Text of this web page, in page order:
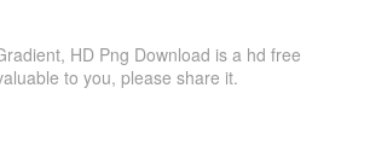
HD Png Download is a hd free
to you, please share it.